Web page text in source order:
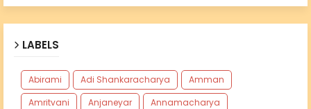
LABELS
Abirami Adi Shankaracharya
Amman
Amritvani
Anjaneyar
Annamacharya